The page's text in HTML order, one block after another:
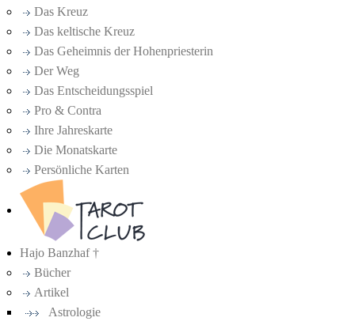
Das Kreuz
Das keltische Kreuz
Das Geheimnis der Hohenpriesterin
Der Weg
Das Entscheidungsspiel
Pro & Contra
Ihre Jahreskarte
Die Monatskarte
Persönliche Karten
Hajo Banzhaf †
Bücher
Artikel
Astrologie